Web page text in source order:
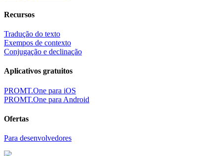
Recursos
Tradução do texto
Exempos de contexto
Conjugação e declinação
Aplicativos gratuitos
PROMT.One para iOS
PROMT.One para Android
Ofertas
Para desenvolvedores